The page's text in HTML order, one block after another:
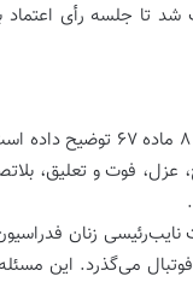
تا جلسه رأی اعتماد
در زمینه انتخاب سرپرست
عزل، فوت و تعلیق،